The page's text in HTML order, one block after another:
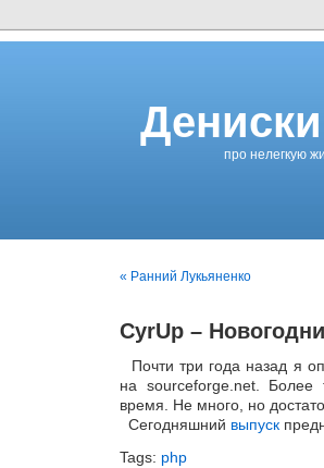
про нелегкую
« Ранний Лукьяненко
CyrUp –
Почти три года назад я
на sourceforge.net. Более
время. Не много, но
Сегодняшний выпуск
Tags: php